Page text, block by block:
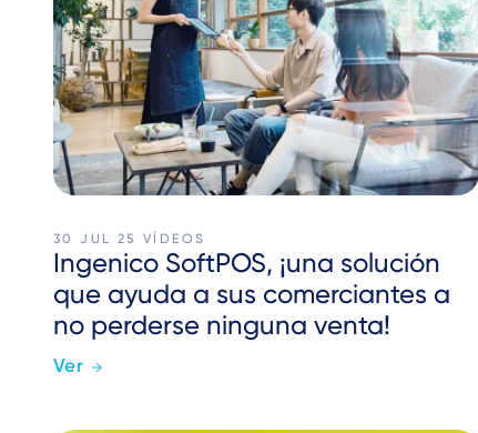
30 JUL 25 VÍDEOS
Ingenico SoftPOS, ¡una solución
que ayuda a sus comerciantes a
no perderse ninguna venta!
Ver